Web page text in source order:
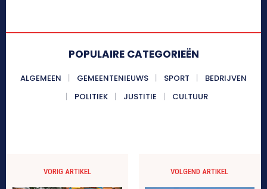
POPULAIRE CATEGORIEËN
ALGEMEEN GEMEENTENIEUWS SPORT
BEDRIJVEN
POLITIEK
JUSTITIE CULTUUR
VORIG ARTIKEL VOLGEND ARTIKEL